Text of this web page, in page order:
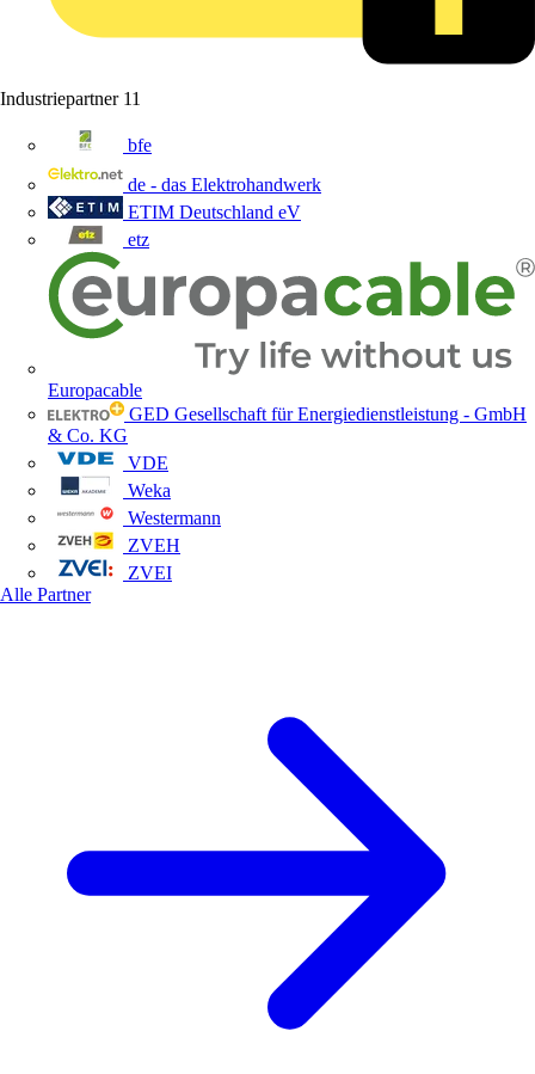
Industriepartner 11
bfe
de - das Elektrohandwerk
ETIM Deutschland eV
etz
Europacable
GED Gesellschaft für Energiedienstleistung - GmbH
& Co. KG
VDE
Weka
Westermann
ZVEH
ZVEI
Alle Partner